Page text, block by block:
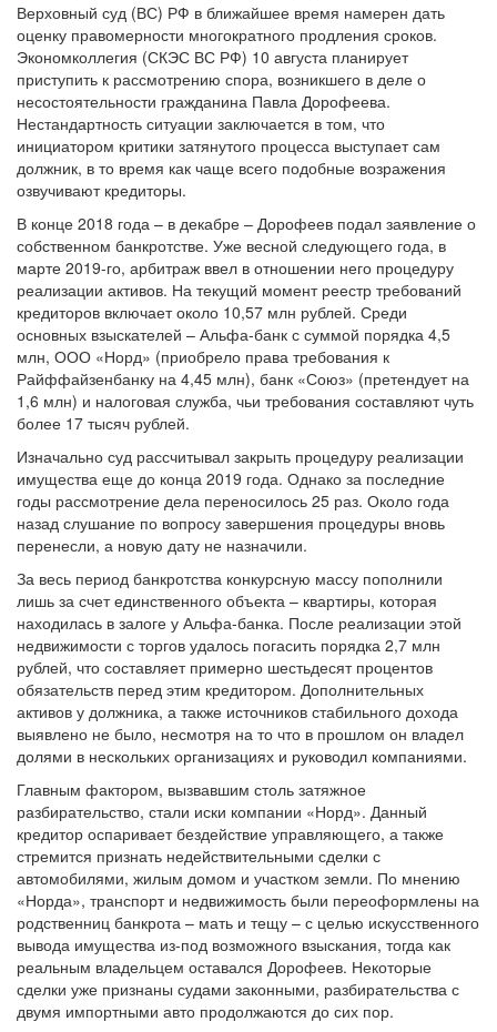
Верховный суд (ВС) РФ в ближайшее время намерен дать
оценку правомерности многократного продления сроков.
Экономколлегия (СКЭС ВС РФ) 10 августа планирует
приступить к рассмотрению спора, возникшего в деле о
несостоятельности гражданина Павла Дорофеева.
Нестандартность ситуации заключается в том, что
инициатором критики затянутого процесса выступает сам
должник, в то время как чаще всего подобные возражения
озвучивают кредиторы.
В конце 2018 года – в декабре – Дорофеев подал заявление о
собственном банкротстве. Уже весной следующего года, в
марте 2019-го, арбитраж ввел в отношении него процедуру
реализации активов. На текущий момент реестр требований
кредиторов включает около 10,57 млн рублей. Среди
основных взыскателей – Альфа-банк с суммой порядка 4,5
млн, ООО «Норд» (приобрело права требования к
Райффайзенбанку на 4,45 млн), банк «Союз» (претендует на
1,6 млн) и налоговая служба, чьи требования составляют чуть
более 17 тысяч рублей.
Изначально суд рассчитывал закрыть процедуру реализации
имущества еще до конца 2019 года. Однако за последние
годы рассмотрение дела переносилось 25 раз. Около года
назад слушание по вопросу завершения процедуры вновь
перенесли, а новую дату не назначили.
За весь период банкротства конкурсную массу пополнили
лишь за счет единственного объекта – квартиры, которая
находилась в залоге у Альфа-банка. После реализации этой
недвижимости с торгов удалось погасить порядка 2,7 млн
рублей, что составляет примерно шестьдесят процентов
обязательств перед этим кредитором. Дополнительных
активов у должника, а также источников стабильного дохода
выявлено не было, несмотря на то что в прошлом он владел
долями в нескольких организациях и руководил компаниями.
Главным фактором, вызвавшим столь затяжное
разбирательство, стали иски компании «Норд». Данный
кредитор оспаривает бездействие управляющего, а также
стремится признать недействительными сделки с
автомобилями, жилым домом и участком земли. По мнению
«Норда», транспорт и недвижимость были переоформлены на
родственниц банкрота – мать и тещу – с целью искусственного
вывода имущества из-под возможного взыскания, тогда как
реальным владельцем оставался Дорофеев. Некоторые
сделки уже признаны судами законными, разбирательства с
двумя импортными авто продолжаются до сих пор.